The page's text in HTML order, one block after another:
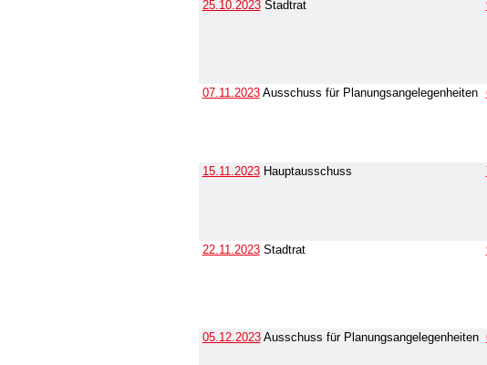
25.10.2023Stadtrat
07.11.2023Ausschuss für Planungsangelegenheiten
15.11.2023Hauptausschuss
22.11.2023Stadtrat
05.12.2023Ausschuss für Planungsangelegenheiten